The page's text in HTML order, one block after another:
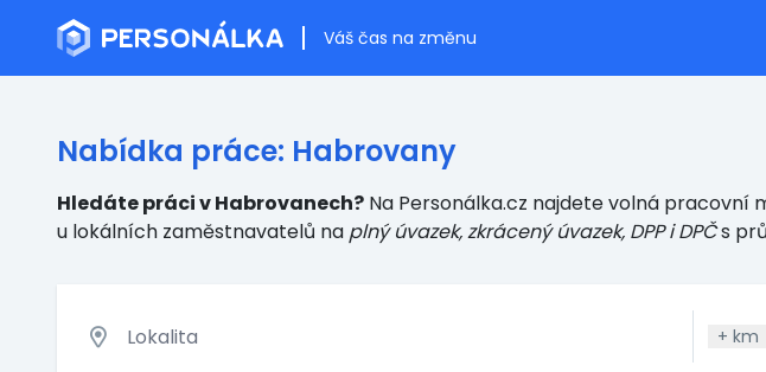
Váš čas na změnu
Nabídka práce: Habrovany
Hledáte práci v Habrovanech? Na Personálka.cz najdete volná pracovní
u lokálních zaměstnavatelů na plný úvazek, zkrácený úvazek, DPP i DPČs
+ km